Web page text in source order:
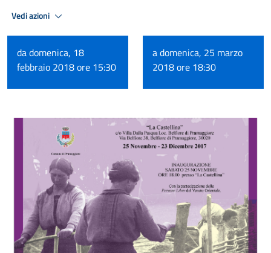
Vedi azioni
da domenica, 18
febbraio 2018 ore 15:30
a domenica, 25 marzo
2018 ore 18:30